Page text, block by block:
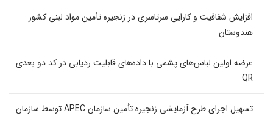
افزایش شفافیت و کارایی سرتاسری در زنجیره تأمین مواد لبنی کشور
هندوستان
عرضه اولین لباس‌های پشمی با داده‌های قابلیت ردیابی در کد دو بعدی
QR
تسهیل اجرای طرح آزمایشی زنجیره تأمین سازمان APEC توسط سازمان